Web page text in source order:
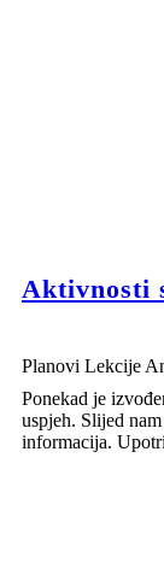
Aktivnosti
Planovi Lekcije
Ponekad je
uspjeh. Slijed
informacija.